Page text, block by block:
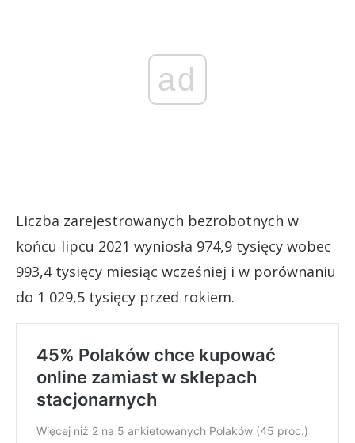
ad
Liczba zarejestrowanych bezrobotnych w
końcu lipcu 2021 wyniosła 974,9 tysięcy wobec
993,4 tysięcy miesiąc wcześniej i w porównaniu
do 1 029,5 tysięcy przed rokiem.